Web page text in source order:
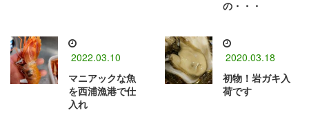
の・・・
2022.03.10
マニアックな魚
を西浦漁港で仕
入れ
2020.03.18
初物！岩ガキ入
荷です